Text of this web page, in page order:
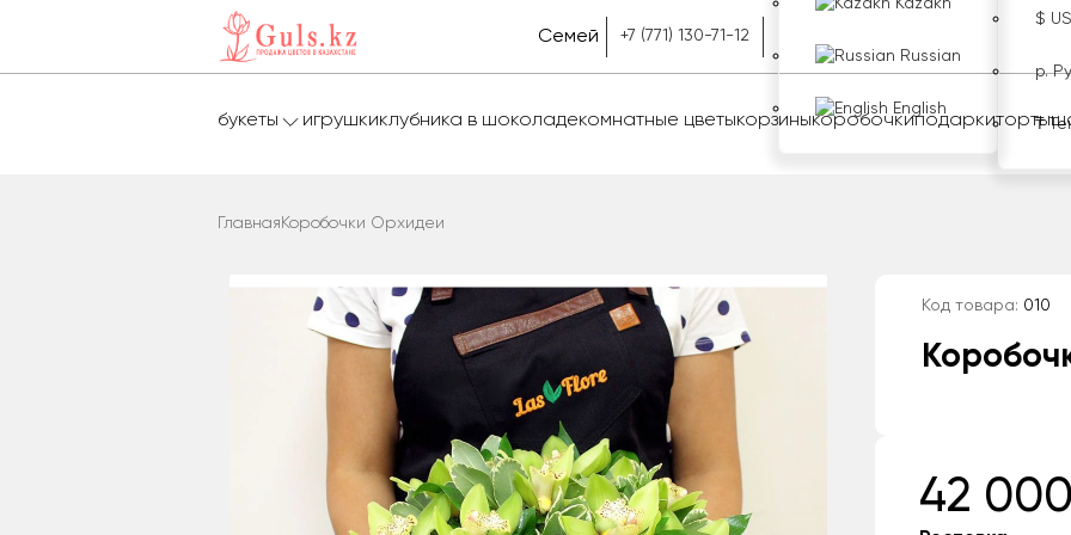
Семей +7 (771) 130-71-12
Kazakh
Russian
English
$
р.
₸
букеты игрушкиклубника в шоколадекомнатные цветыкорзиныкоробочкиподаркиторты
Главная Коробочки Орхидеи
Код товара: 010
42